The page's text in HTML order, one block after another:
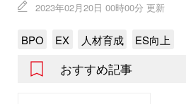
2023年02月20日 00時00分 更新
BPO EX 人材育成 ES向上
おすすめ記事